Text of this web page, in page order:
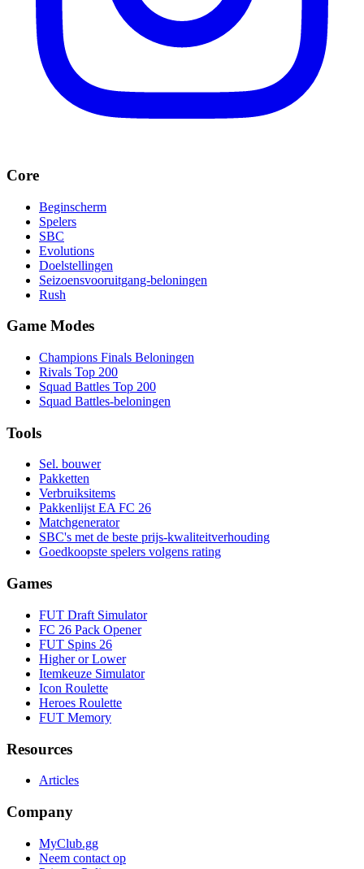
Core
Beginscherm
Spelers
SBC
Evolutions
Doelstellingen
Seizoensvooruitgang-beloningen
Rush
Game Modes
Champions Finals Beloningen
Rivals Top 200
Squad Battles Top 200
Squad Battles-beloningen
Tools
Sel. bouwer
Pakketten
Verbruiksitems
Pakkenlijst EA FC 26
Matchgenerator
SBC's met de beste prijs-kwaliteitverhouding
Goedkoopste spelers volgens rating
Games
FUT Draft Simulator
FC 26 Pack Opener
FUT Spins 26
Higher or Lower
Itemkeuze Simulator
Icon Roulette
Heroes Roulette
FUT Memory
Resources
Articles
Company
MyClub.gg
Neem contact op